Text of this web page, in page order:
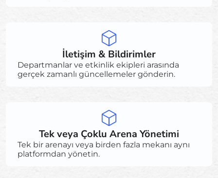
İletişim & Bildirimler
Departmanlar ve etkinlik ekipleri arasında
gerçek zamanlı güncellemeler gönderin.
Tek veya Çoklu Arena Yönetimi
Tek bir arenayı veya birden fazla mekanı aynı
platformdan yönetin.